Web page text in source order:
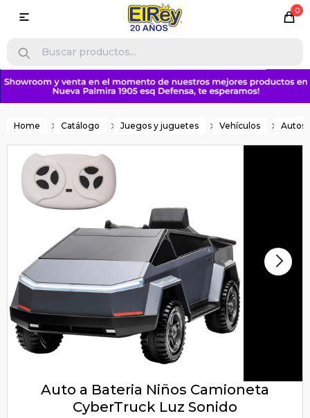
0

Home Catálogo Juegos y juguetes Vehículos Autos
Auto a Bateria Niños Camioneta
CyberTruck Luz Sonido